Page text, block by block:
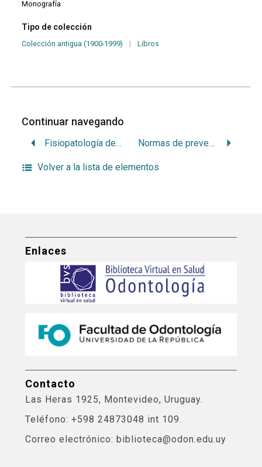
Monografía
Tipo de colección
Colección antigua (1900-1999) | Libros
Continuar navegando
Fisiopatología del ATM Normas de prevención de caries y enfermedad periodontal
Volver a la lista de elementos
Enlaces
Contacto
Las Heras 1925, Montevideo, Uruguay.
Teléfono: +598 24873048 int 109.
Correo electrónico: biblioteca@odon.edu.uy